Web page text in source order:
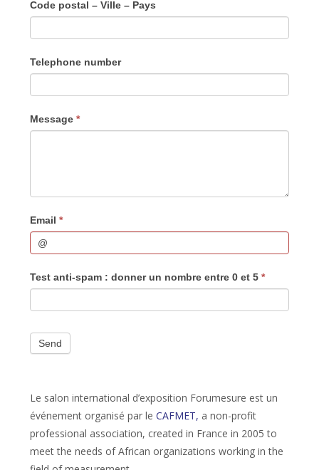
Code postal – Ville – Pays
Telephone number
Message *
Email *
Test anti-spam : donner un nombre entre 0 et 5 *
Send
Le salon international d’exposition Forumesure est un
événement organisé par le CAFMET, a non-profit
professional association, created in France in 2005 to
meet the needs of African organizations working in the